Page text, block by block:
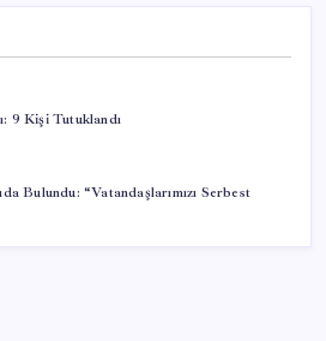
9 Kişi Tutuklandı
Bulundu: “Vatandaşlarımızı Serbest